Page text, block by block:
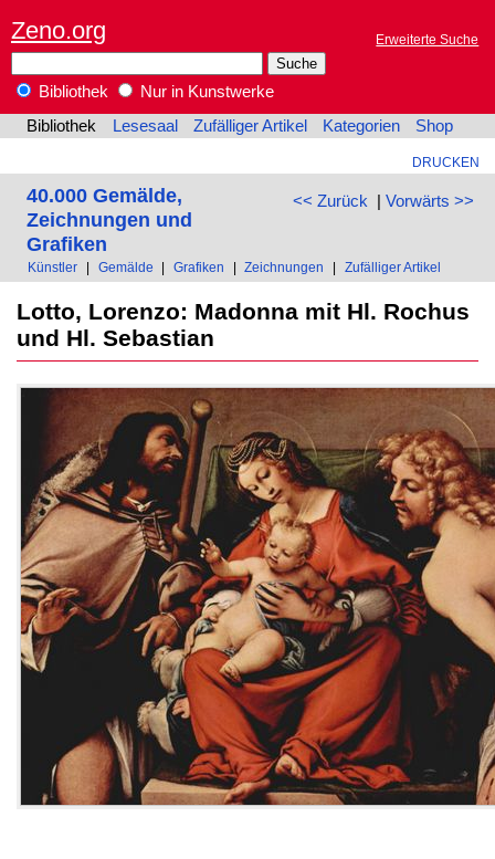
Zeno.org Erweiterte Suche
Bibliothek
Nur in Kunstwerke
Bibliothek
Lesesaal Zufälliger Artikel Kategorien Shop
DRUCKEN
<< Zurück | Vorwärts >>
40.000 Gemälde,
Zeichnungen und
Grafiken
Künstler Gemälde Grafiken Zeichnungen Zufälliger Artikel
Lotto, Lorenzo: Madonna mit Hl. Rochus
und Hl. Sebastian